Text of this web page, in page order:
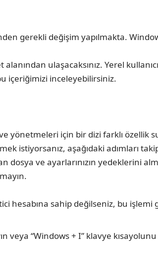
gerekli değişim yapılmakta.
ulaşacaksınız. Yerel
içeriğimizi inceleyebilirsiniz.
yönetmeleri için bir dizi farklı özellik
istiyorsanız, aşağıdaki adımları
ve ayarlarınızın yedeklerini
hesabına sahip değilseniz, bu işlemi
veya “Windows + I” klavye